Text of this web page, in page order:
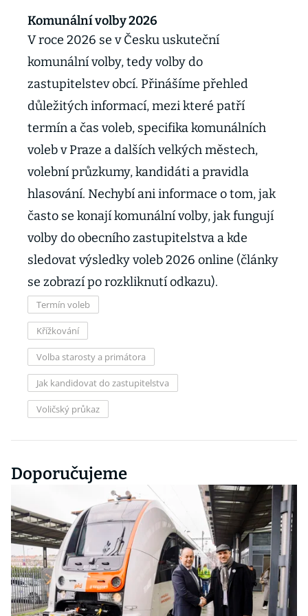
Komunální volby 2026
V roce 2026 se v Česku uskuteční
komunální volby, tedy volby do
zastupitelstev obcí. Přinášíme přehled
důležitých informací, mezi které patří
termín a čas voleb, specifika komunálních
voleb v Praze a dalších velkých městech,
volební průzkumy, kandidáti a pravidla
hlasování. Nechybí ani informace o tom, jak
často se konají komunální volby, jak fungují
volby do obecního zastupitelstva a kde
sledovat výsledky voleb 2026 online (články
se zobrazí po rozkliknutí odkazu).
Termín voleb
Křížkování
Volba starosty a primátora
Jak kandidovat do zastupitelstva
Voličský průkaz
Doporučujeme